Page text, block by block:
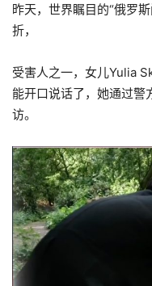
昨天，世界瞩目的“俄罗
折，
受害人之一，女儿Yulia
能开口说话了，她通过警
访。